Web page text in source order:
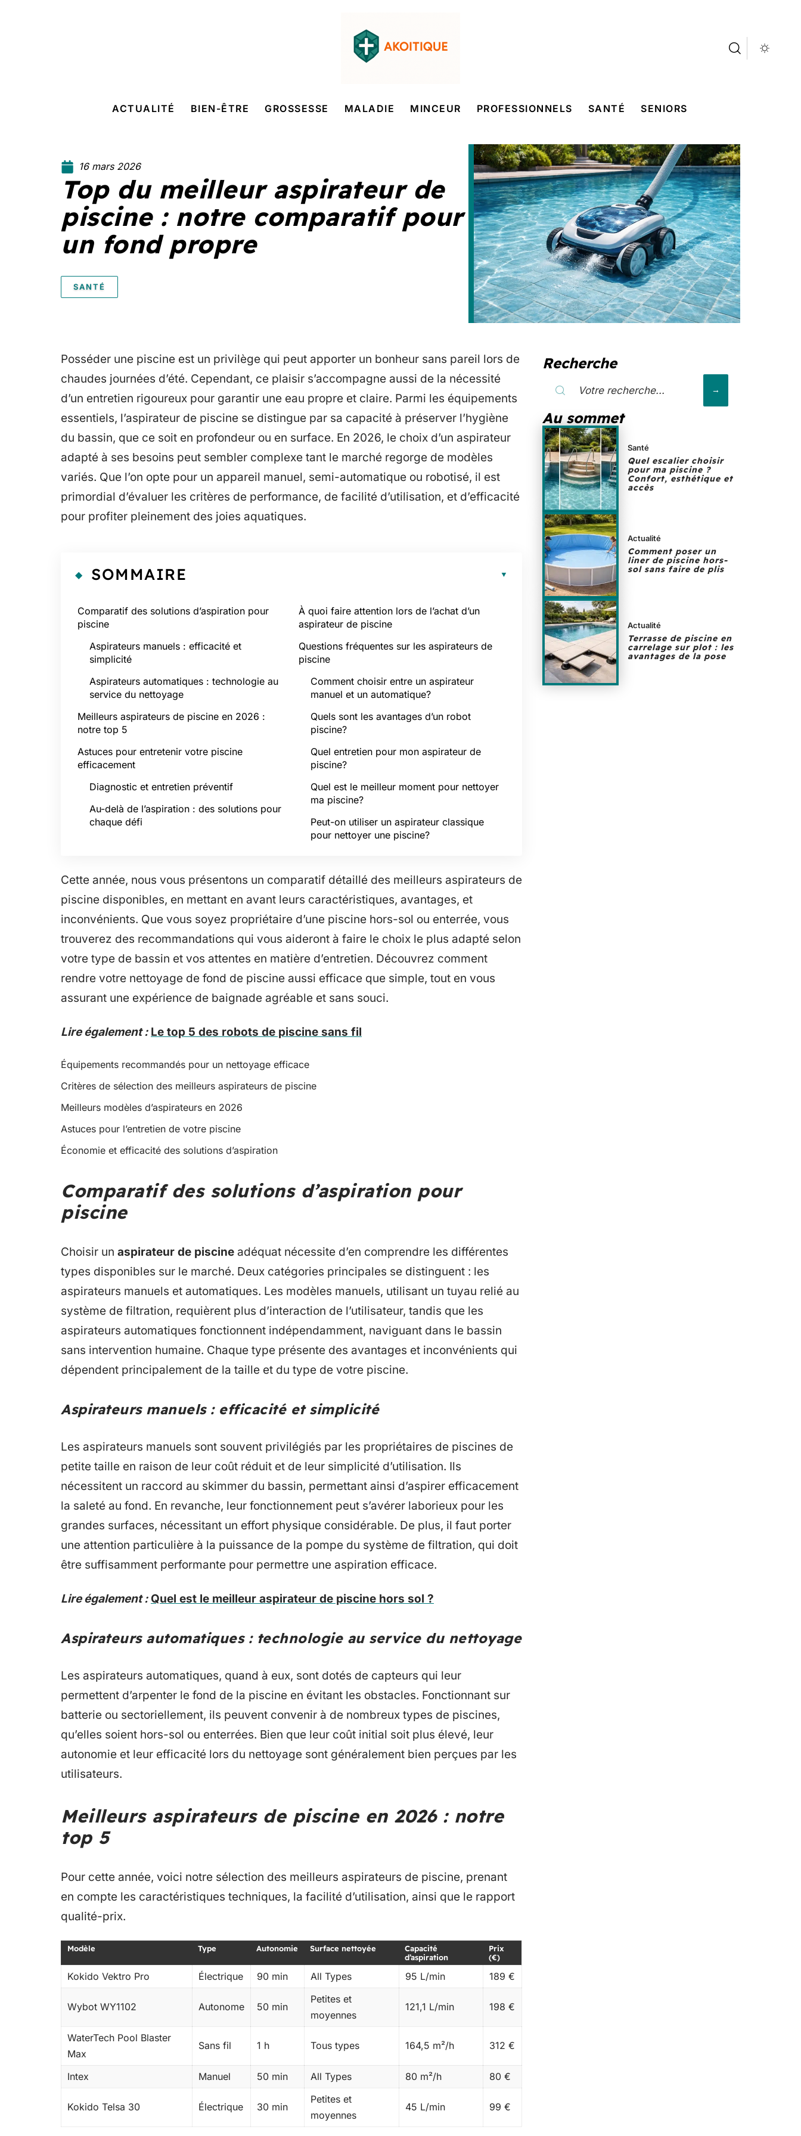
ACTUALITÉ BIEN-ÊTRE GROSSESSE MALADIE MINCEUR PROFESSIONNELS SANTÉ SENIORS
16 mars 2026
Top du meilleur aspirateur de
piscine : notre comparatif pour
un fond propre
SANTÉ
Posséder une piscine est un privilège qui peut apporter un bonheur sans pareil lors de
chaudes journées d’été. Cependant, ce plaisir s’accompagne aussi de la nécessité
d’un entretien rigoureux pour garantir une eau propre et claire. Parmi les équipements
essentiels, l’aspirateur de piscine se distingue par sa capacité à préserver l’hygiène
du bassin, que ce soit en profondeur ou en surface. En 2026, le choix d’un aspirateur
adapté à ses besoins peut sembler complexe tant le marché regorge de modèles
variés. Que l’on opte pour un appareil manuel, semi-automatique ou robotisé, il est
primordial d’évaluer les critères de performance, de facilité d’utilisation, et d’efficacité
pour profiter pleinement des joies aquatiques.
SOMMAIRE
Comparatif des solutions d’aspiration pour
piscine
Aspirateurs manuels : efficacité et
simplicité
Aspirateurs automatiques : technologie au
service du nettoyage
Meilleurs aspirateurs de piscine en 2026 :
notre top 5
Astuces pour entretenir votre piscine
efficacement
Diagnostic et entretien préventif
Au-delà de l’aspiration : des solutions pour
chaque défi
À quoi faire attention lors de l’achat d’un
aspirateur de piscine
Questions fréquentes sur les aspirateurs de
piscine
Comment choisir entre un aspirateur
manuel et un automatique?
Quels sont les avantages d’un robot
piscine?
Quel entretien pour mon aspirateur de
piscine?
Quel est le meilleur moment pour nettoyer
ma piscine?
Peut-on utiliser un aspirateur classique
pour nettoyer une piscine?
Cette année, nous vous présentons un comparatif détaillé des meilleurs aspirateurs de
piscine disponibles, en mettant en avant leurs caractéristiques, avantages, et
inconvénients. Que vous soyez propriétaire d’une piscine hors-sol ou enterrée, vous
trouverez des recommandations qui vous aideront à faire le choix le plus adapté selon
votre type de bassin et vos attentes en matière d’entretien. Découvrez comment
rendre votre nettoyage de fond de piscine aussi efficace que simple, tout en vous
assurant une expérience de baignade agréable et sans souci.
Lire également : Le top 5 des robots de piscine sans fil
Équipements recommandés pour un nettoyage efficace
Critères de sélection des meilleurs aspirateurs de piscine
Meilleurs modèles d’aspirateurs en 2026
Astuces pour l’entretien de votre piscine
Économie et efficacité des solutions d’aspiration
Comparatif des solutions d’aspiration pour
piscine
Choisir un aspirateur de piscine adéquat nécessite d’en comprendre les différentes
types disponibles sur le marché. Deux catégories principales se distinguent : les
aspirateurs manuels et automatiques. Les modèles manuels, utilisant un tuyau relié au
système de filtration, requièrent plus d’interaction de l’utilisateur, tandis que les
aspirateurs automatiques fonctionnent indépendamment, naviguant dans le bassin
sans intervention humaine. Chaque type présente des avantages et inconvénients qui
dépendent principalement de la taille et du type de votre piscine.
Aspirateurs manuels : efficacité et simplicité
Les aspirateurs manuels sont souvent privilégiés par les propriétaires de piscines de
petite taille en raison de leur coût réduit et de leur simplicité d’utilisation. Ils
nécessitent un raccord au skimmer du bassin, permettant ainsi d’aspirer efficacement
la saleté au fond. En revanche, leur fonctionnement peut s’avérer laborieux pour les
grandes surfaces, nécessitant un effort physique considérable. De plus, il faut porter
une attention particulière à la puissance de la pompe du système de filtration, qui doit
être suffisamment performante pour permettre une aspiration efficace.
Lire également : Quel est le meilleur aspirateur de piscine hors sol ?
Aspirateurs automatiques : technologie au service du nettoyage
Les aspirateurs automatiques, quand à eux, sont dotés de capteurs qui leur
permettent d’arpenter le fond de la piscine en évitant les obstacles. Fonctionnant sur
batterie ou sectoriellement, ils peuvent convenir à de nombreux types de piscines,
qu’elles soient hors-sol ou enterrées. Bien que leur coût initial soit plus élevé, leur
autonomie et leur efficacité lors du nettoyage sont généralement bien perçues par les
utilisateurs.
Meilleurs aspirateurs de piscine en 2026 : notre
top 5
Pour cette année, voici notre sélection des meilleurs aspirateurs de piscine, prenant
en compte les caractéristiques techniques, la facilité d’utilisation, ainsi que le rapport
qualité-prix.
Modèle Type Autonomie Surface nettoyée
Capacité
d’aspiration
Prix
(€)
Kokido Vektro Pro Électrique 90 min All Types 95 L/min 189 €
Wybot WY1102 Autonome 50 min
Petites et
moyennes
121,1 L/min 198 €
WaterTech Pool Blaster
Max
Sans fil 1 h Tous types 164,5 m²/h 312 €
Intex Manuel 50 min All Types 80 m²/h 80 €
Kokido Telsa 30 Électrique 30 min
Petites et
moyennes
45 L/min 99 €
Recherche
Au sommet
Santé
Quel escalier choisir
pour ma piscine ?
Confort, esthétique et
accès
Actualité
Comment poser un
liner de piscine hors-
sol sans faire de plis
Actualité
Terrasse de piscine en
carrelage sur plot : les
avantages de la pose